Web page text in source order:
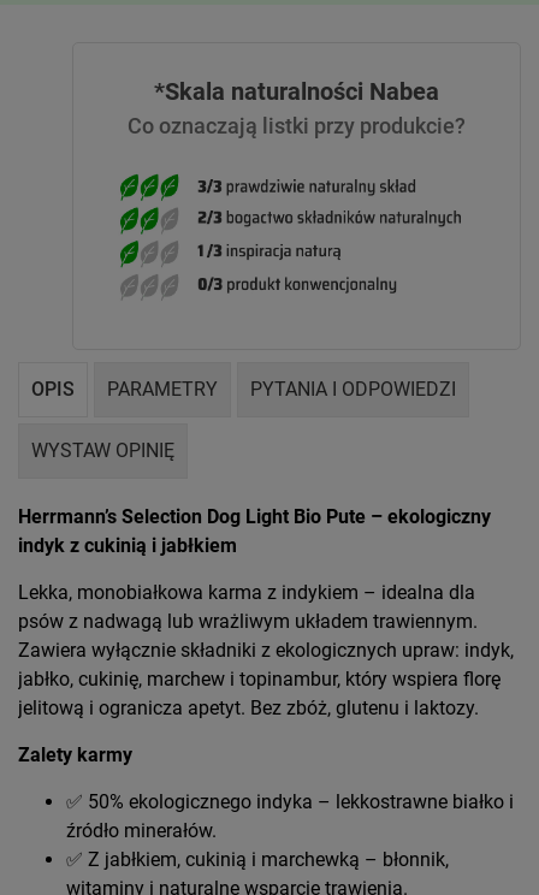
*Skala naturalności Nabea
Co oznaczają listki przy produkcie?
OPIS PARAMETRY PYTANIA I ODPOWIEDZI
WYSTAW OPINIĘ
Herrmann’s Selection Dog Light Bio Pute – ekologiczny
indyk z cukinią i jabłkiem
Lekka, monobiałkowa karma z indykiem – idealna dla
psów z nadwagą lub wrażliwym układem trawiennym.
Zawiera wyłącznie składniki z ekologicznych upraw: indyk,
jabłko, cukinię, marchew i topinambur, który wspiera florę
jelitową i ogranicza apetyt. Bez zbóż, glutenu i laktozy.
Zalety karmy
✅ 50% ekologicznego indyka – lekkostrawne białko i
źródło minerałów.
✅ Z jabłkiem, cukinią i marchewką – błonnik,
witaminy i naturalne wsparcie trawienia.